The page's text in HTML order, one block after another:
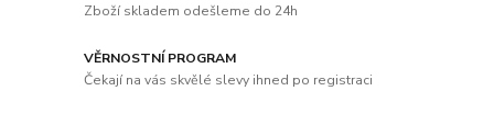
Zboží skladem odešleme do 24h
VĚRNOSTNÍ PROGRAM
Čekají na vás skvělé slevy ihned po registraci